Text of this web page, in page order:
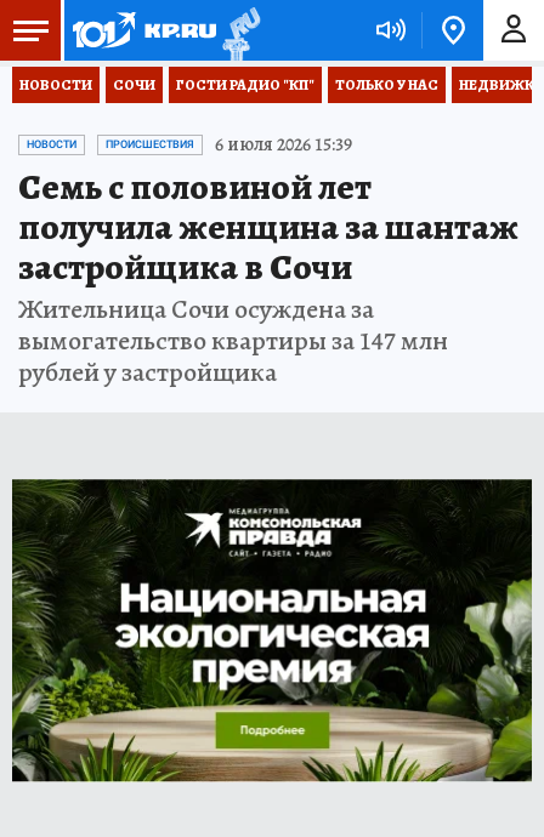
НОВОСТИ СОЧИ ГОСТИ РАДИО "КП" ТОЛЬКО У НАС НЕДВИЖКА
НОВОСТИ ПРОИСШЕСТВИЯ 6 июля 2026 15:39
Семь с половиной лет
получила женщина за шантаж
застройщика в Сочи
Жительница Сочи осуждена за
вымогательство квартиры за 147 млн
рублей у застройщика